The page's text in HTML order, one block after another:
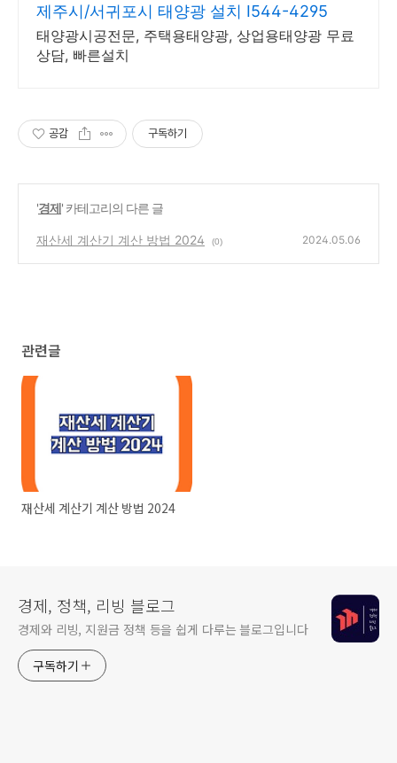
제주시/서귀포시 태양광 설치 I544-4295
태양광시공전문, 주택용태양광, 상업용태양광 무료
상담, 빠른설치
공감 구독하기
'경제' 카테고리의 다른 글
재산세 계산기 계산 방법 2024 (0) 2024.05.06
관련글
재산세 계산기 계산 방법 2024
경제, 정책, 리빙 블로그
경제와 리빙, 지원금 정책 등을 쉽게 다루는 블로그입니다
구독하기